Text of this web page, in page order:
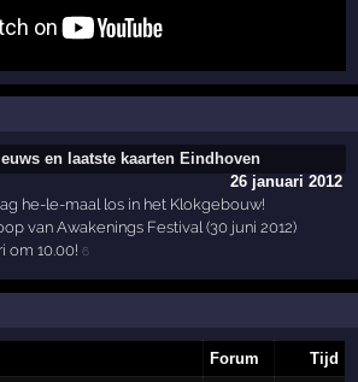
en laatste kaarten Eindhoven
26 januari 2012
he-le-maal los in het Klokgebouw!
van Awakenings Festival (30 juni 2012)
om 10.00!6
Forum
Tijd